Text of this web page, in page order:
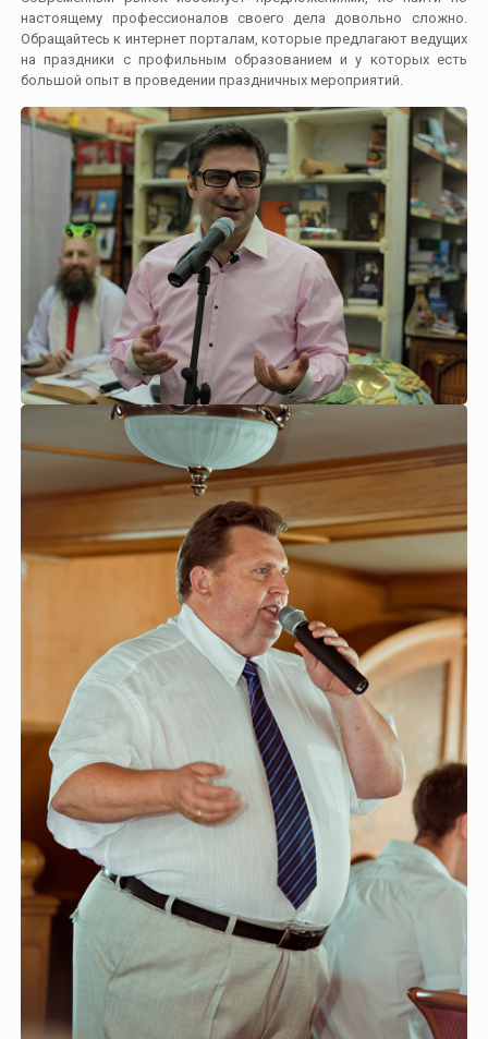
настоящему профессионалов своего дела довольно сложно.
Обращайтесь к интернет порталам, которые предлагают ведущих
на праздники с профильным образованием и у которых есть
большой опыт в проведении праздничных мероприятий.